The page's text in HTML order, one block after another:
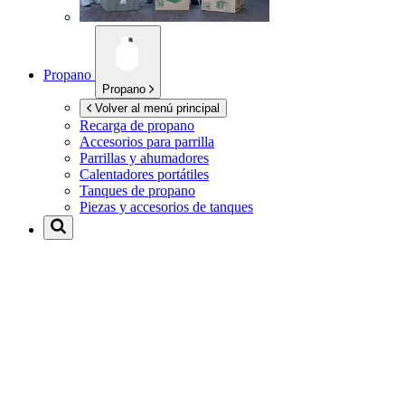
Propano
Propano
Volver al menú principal
Recarga de propano
Accesorios para parrilla
Parrillas y ahumadores
Calentadores portátiles
Tanques de propano
Piezas y accesorios de tanques